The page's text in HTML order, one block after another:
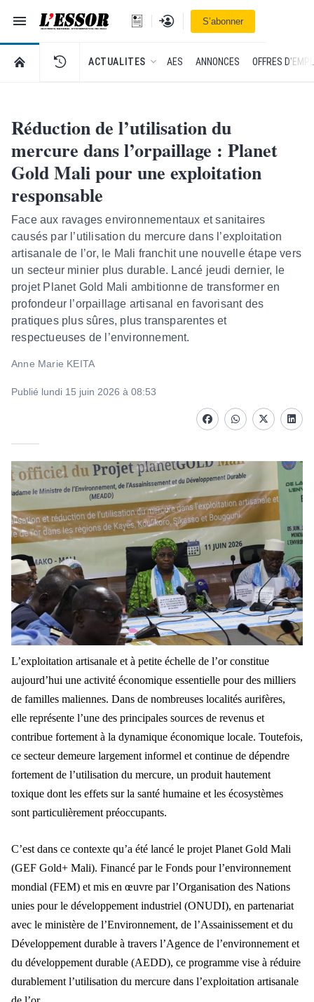
Navigation
L'Essor - retour à la une
Se connecterS’abonner
RETOUR À LA PAGE D’ACCUEIL DE L'ESSOR
ACTUALITES AES ANNONCES OFFRES
Réduction de l’utilisation du
mercure dans l’orpaillage : Planet
Gold Mali pour une exploitation
responsable
Face aux ravages environnementaux et sanitaires
causés par l’utilisation du mercure dans l’exploitation
artisanale de l’or, le Mali franchit une nouvelle étape vers
un secteur minier plus durable. Lancé jeudi dernier, le
projet Planet Gold Mali ambitionne de transformer en
profondeur l’orpaillage artisanal en favorisant des
pratiques plus sûres, plus transparentes et
respectueuses de l’environnement.
Anne Marie KEITA
Publié lundi 15 juin 2026 à 08:53
FacebookwhatsappTwitter
L’exploitation artisanale et à petite échelle de l’or constitue
aujourd’hui une activité économique essentielle pour des milliers
de familles maliennes. Dans de nombreuses localités aurifères,
elle représente l’une des principales sources de revenus et
contribue fortement à la dynamique économique locale. Toutefois,
ce secteur demeure largement informel et continue de dépendre
fortement de l’utilisation du mercure, un produit hautement
toxique dont les effets sur la santé humaine et les écosystèmes
sont particulièrement préoccupants.
C’est dans ce contexte qu’a été lancé le projet Planet Gold Mali
(GEF Gold+ Mali). Financé par le Fonds pour l’environnement
mondial (FEM) et mis en œuvre par l’Organisation des Nations
unies pour le développement industriel (ONUDI), en partenariat
avec le ministère de l’Environnement, de l’Assainissement et du
Développement durable à travers l’Agence de l’environnement et
du développement durable (AEDD), ce programme vise à réduire
durablement l’utilisation du mercure dans l’exploitation artisanale